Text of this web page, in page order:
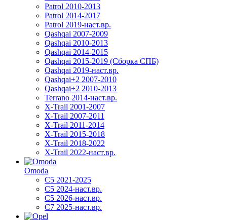
Patrol 2010-2013
Patrol 2014-2017
Patrol 2019-наст.вр.
Qashqai 2007-2009
Qashqai 2010-2013
Qashqai 2014-2015
Qashqai 2015-2019 (Сборка СПБ)
Qashqai 2019-наст.вр.
Qashqai+2 2007-2010
Qashqai+2 2010-2013
Terrano 2014-наст.вр.
X-Trail 2001-2007
X-Trail 2007-2011
X-Trail 2011-2014
X-Trail 2015-2018
X-Trail 2018-2022
X-Trail 2022-наст.вр.
Omoda
C5 2021-2025
C5 2024-наст.вр.
C5 2026-наст.вр.
C7 2025-наст.вр.